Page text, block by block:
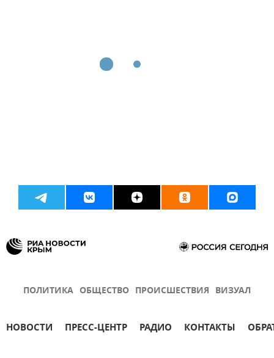
ПОЛИТИКА ОБЩЕСТВО ПРОИСШЕСТВИЯ ВИЗУАЛ
НОВОСТИ ПРЕСС-ЦЕНТР РАДИО КОНТАКТЫ